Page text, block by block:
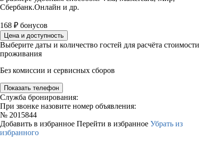
Сбербанк.Онлайн и др.
168 ₽ бонусов
Цена и доступность
Выберите даты и количество гостей для расчёта стоимости
проживания
Без комиссии и сервисных сборов
Показать телефон
Служба бронирования:
При звонке назовите номер объявления:
№ 2015844
Добавить в избранное Перейти в избранное Убрать из
избранного